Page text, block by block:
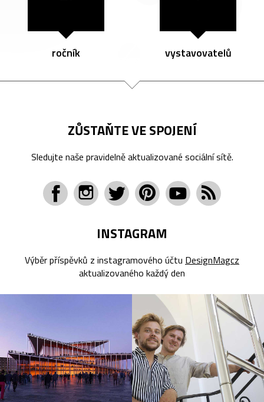
ročník vystavovatelů
ZŮSTAŇTE VE SPOJENÍ
Sledujte naše pravidelně aktualizované sociální sítě.
INSTAGRAM
Výběr příspěvků z instagramového účtu DesignMagcz
aktualizovaného každý den